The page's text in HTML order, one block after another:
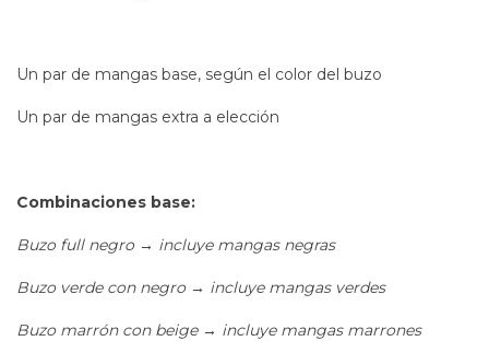
Un par de mangas base, según el color del buzo
Un par de mangas extra a elección
Combinaciones base:
Buzo full negro → incluye mangas negras
Buzo verde con negro → incluye mangas verdes
Buzo marrón con beige → incluye mangas marrones